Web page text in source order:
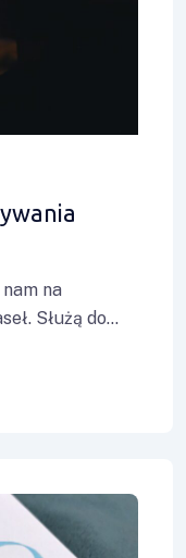
na
Służą do
–